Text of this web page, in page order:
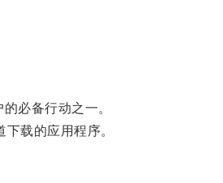
必备行动之一。
载的应用程序。